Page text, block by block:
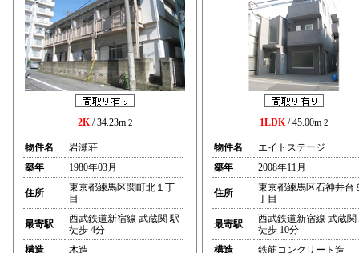
2K/ 34.23m 2
物件名
岩瀬荘
築年
1980年03月
住所
東京都練馬区関町北１丁
目
最寄駅
西武鉄道新宿線 武蔵関 駅
徒歩 4分
構造
木造
1LDK/ 45.00m 2
物件名
エイトステージ
築年
2008年11月
住所
東京都練馬区石神井台
丁目
最寄駅
西武鉄道新宿線 武蔵関
徒歩 10分
構造
鉄筋コンクリート造